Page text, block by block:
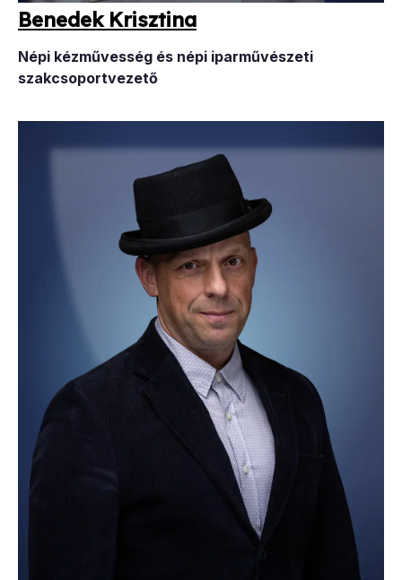
Be­ne­dek Krisz­ti­na
Népi kézművesség és népi iparművészeti
szakcsoportvezető